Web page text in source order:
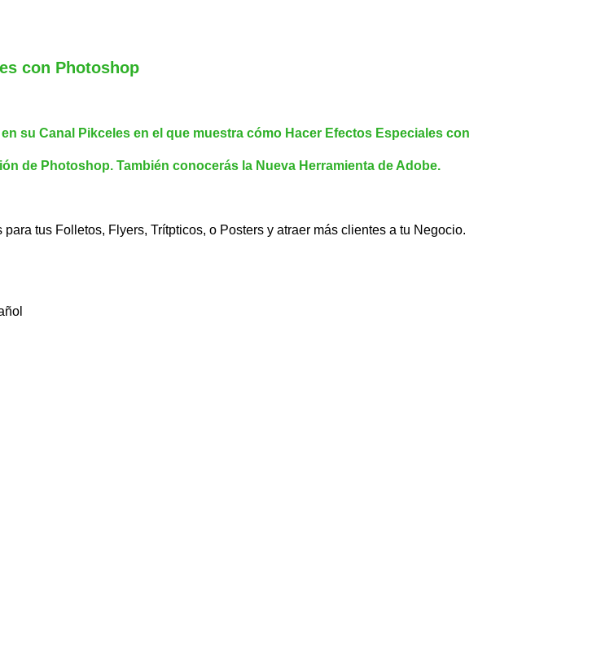
con Photoshop
su Canal Pikceles en el que muestra cómo Hacer Efectos Especiales con
de Photoshop. También conocerás la Nueva Herramienta de Adobe.
tus Folletos, Flyers, Trítpticos, o Posters y atraer más clientes a tu Negocio.